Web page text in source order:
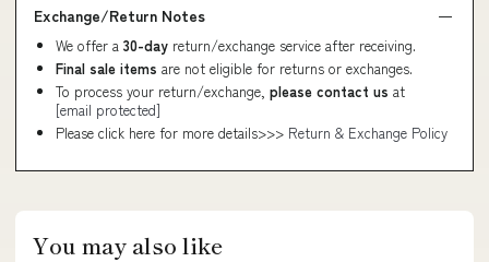
Exchange/Return Notes
We offer a 30-day return/exchange service after receiving.
Final sale items are not eligible for returns or exchanges.
To process your return/exchange, please contact us at
[email protected]
Please click here for more details>>> Return & Exchange Policy
You may also like